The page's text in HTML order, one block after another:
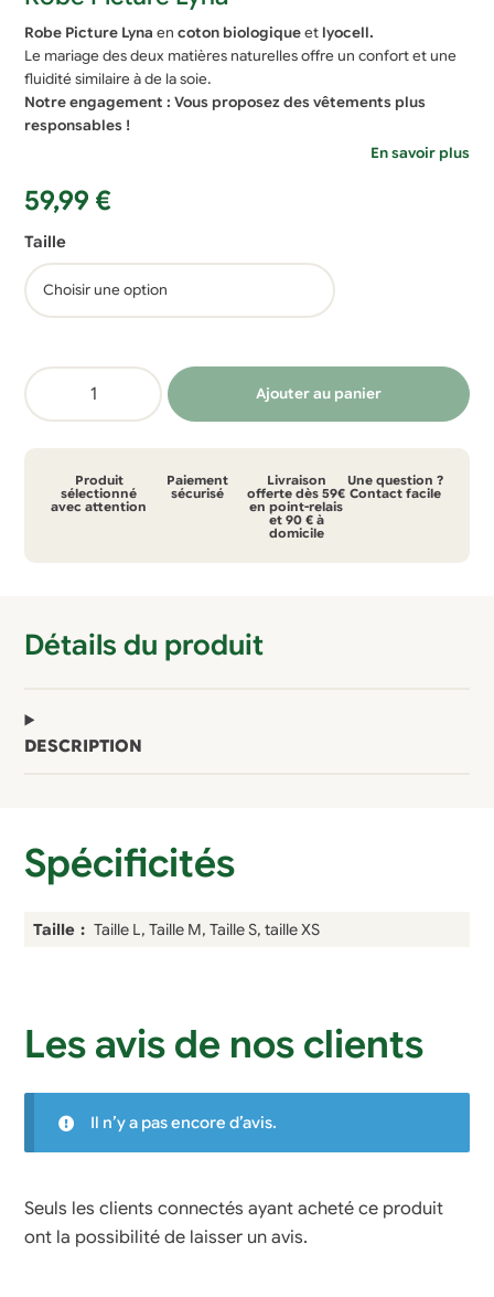
Robe Picture Lyna encoton biologiqueet lyocell.
Le mariage des deux matières naturelles offre un confort et une
fluidité similaire à de la soie.
Notre engagement : Vous proposez des vêtements plus
responsables !
En savoir plus
59,99 €
Taille
quantité
de
Ajouter au panier
Produit
sélectionné
avec attention
Paiement
sécurisé
Livraison
offerte dès 59€
en point-relais
et 90 € à
domicile
Une question ?
Contact facile
Détails du produit
DESCRIPTION
Spécificités
Taille Taille L, Taille M, Taille S, taille XS
Les avis de nos clients
Il n’y a pas encore d’avis.
Seuls les clients connectés ayant acheté ce produit
ont la possibilité de laisser un avis.